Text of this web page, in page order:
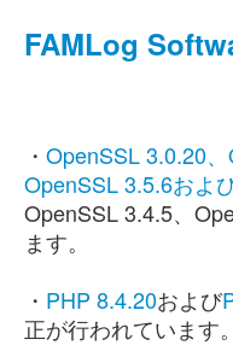
FAMLog
・ OpenSSL 3.0.20
OpenSSL 3.5.6およ
OpenSSL 3.4.5、
ます。
・ PHP 8.4.20および
正が行われています。